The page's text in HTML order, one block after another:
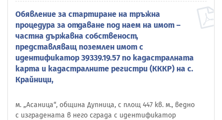
Обявление за стартиране на тръжна
процедура за отдаване под наем на имот –
частна държавна собственост,
представляващ поземлен имот с
идентификатор 39339.19.57 по кадастралната
карта и кадастралните регистри (КККР) на с.
Крайници,
м. „Асаница“, община Дупница, с площ 447 кв. м., ведно
с изградената в него сграда с идентификатор